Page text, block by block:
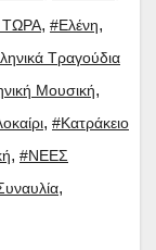
ΤΩΡΑ, #Ελένη,
Τραγούδια
Μουσική,
, #Κατράκειο
, #ΝΕΕΣ
,